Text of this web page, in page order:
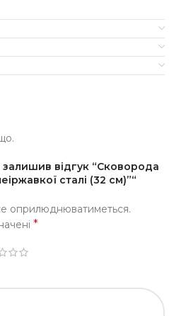
відгук “Сковорода
сталі (32 см)”“
оприлюднюватиметься.
*